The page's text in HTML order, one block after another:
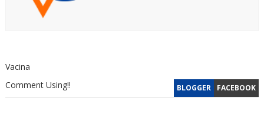
Vacina
BLOGGER FACEBOOK
Comment Using!!